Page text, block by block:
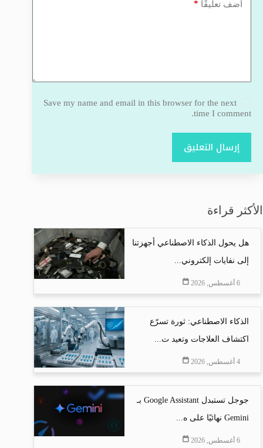
أضف تعليقًا *
Save my name and email in this browser for the next
time I comment.
إرسال التعليق
الأكثر قراءة
هل يحول الذكاء الاصطناعي أجهزتنا
إلى نفايات إلكتروني...
6 أغسطس, 2026
الذكاء الاصطناعي: ثورة تسرّع
اكتشاف العلاجات وتعيد ت...
4 أغسطس, 2026
جوجل تستبدل Google Assistant بـ
Gemini نهائيًا على ه...
6 أغسطس, 2026